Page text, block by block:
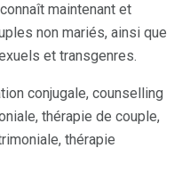
maintenant et
non mariés, ainsi que
et transgenres.
conjugale, counselling
thérapie de couple,
thérapie